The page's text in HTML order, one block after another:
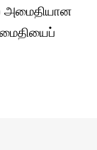
அமைதியான